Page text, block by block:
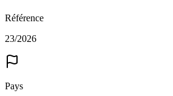
Référence
23/2026
Pays